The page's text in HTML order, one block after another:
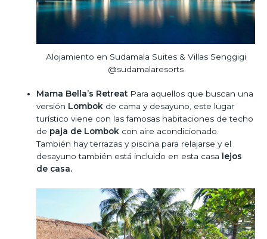
Alojamiento en Sudamala Suites & Villas Senggigi
@sudamalaresorts
Mama Bella’s Retreat Para aquellos que buscan una
versión Lombok de cama y desayuno, este lugar
turístico viene con las famosas habitaciones de techo
de paja de Lombok con aire acondicionado.
También hay terrazas y piscina para relajarse y el
desayuno también está incluido en esta casa lejos
de casa.